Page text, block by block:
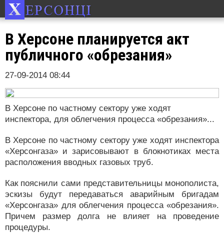
В Херсоне планируется акт
публичного «обрезания»
27-09-2014 08:44
В Херсоне по частному сектору уже ходят
инспектора, для облегчения процесса «обрезания»...
В Херсоне по частному сектору уже ходят инспектора
«Херсонгаза» и зарисовывают в блокнотиках места
расположения вводных газовых труб.
Как пояснили сами представительницы монополиста,
эскизы будут передаваться аварийным бригадам
«Херсонгаза» для облегчения процесса «обрезания».
Причем размер долга не влияет на проведение
процедуры.